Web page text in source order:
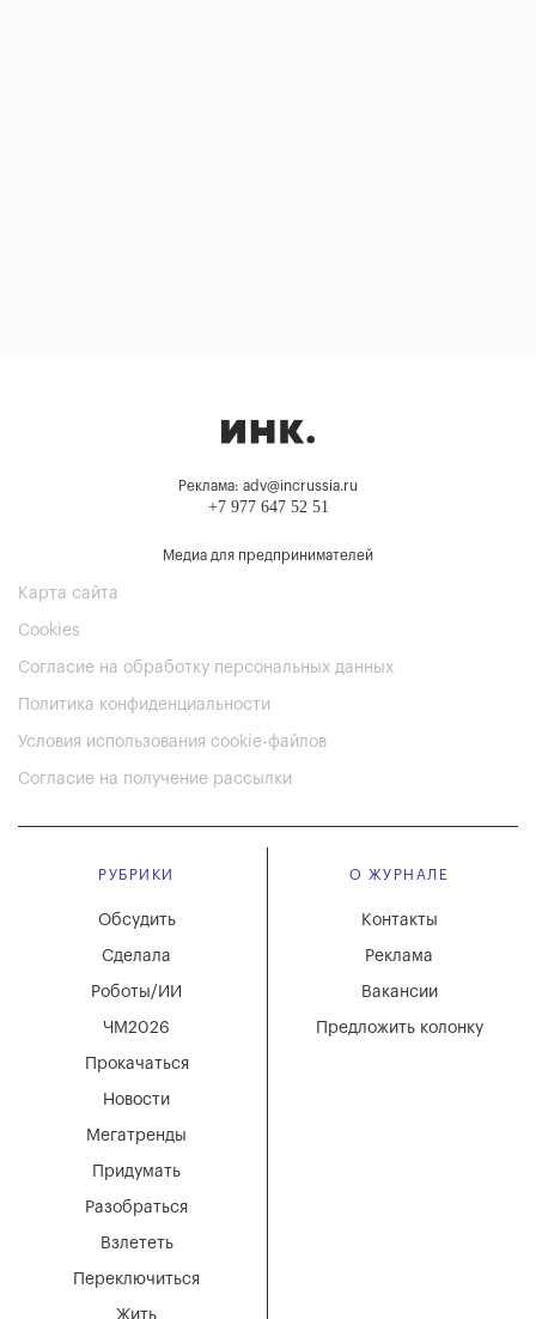
Реклама: adv@incrussia.ru
+7 977 647 52 51
Медиа для предпринимателей
Карта сайта
Cookies
Согласие на обработку персональных данных
Политика конфиденциальности
Условия использования cookie-файлов
Согласие на получение рассылки
РУБРИКИ
Мегатренды
Придумать
Разобраться
Взлететь
Новости
Переключиться
Жить
Обсудить
Сделала
Роботы/ИИ
ЧМ2026
Прокачаться
О ЖУРНАЛЕ
Вакансии
Реклама
Контакты
Предложить колонку